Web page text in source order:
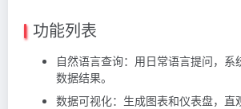
功能列表
自然语言查询：用日常语言提问，系
数据结果。
数据可视化：生成图表和仪表盘，直